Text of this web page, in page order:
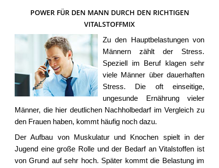
POWER FÜR DEN MANN DURCH DEN RICHTIGEN
VITALSTOFFMIX
Zu den Hauptbelastungen von
Männern zählt der Stress.
Speziell im Beruf klagen sehr
viele Männer über dauerhaften
Stress. Die oft einseitige,
ungesunde Ernährung vieler
Männer, die hier deutlichen Nachholbedarf im Vergleich zu
den Frauen haben, kommt häufig noch dazu.
Der Aufbau von Muskulatur und Knochen spielt in der
Jugend eine große Rolle und der Bedarf an Vitalstoffen ist
von Grund auf sehr hoch. Später kommt die Belastung im